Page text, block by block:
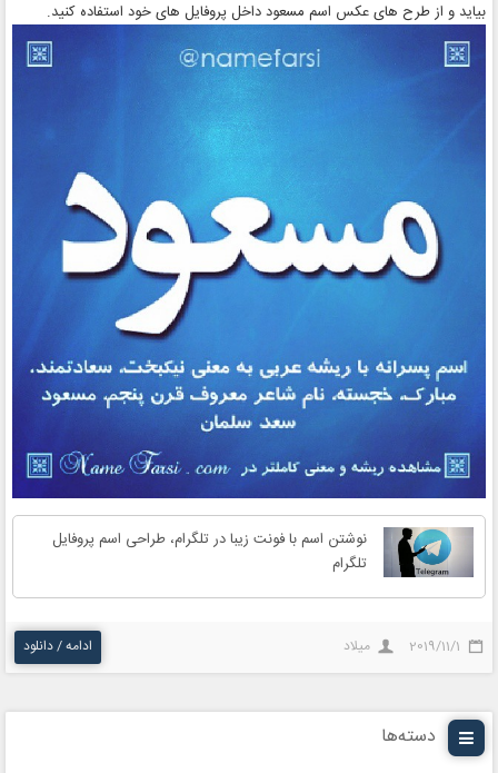
بیاید و از طرح های عکس اسم مسعود داخل پروفایل های خود استفاده کنید.
نوشتن اسم با فونت زیبا در تلگرام، طراحی اسم پروفایل
تلگرام
2019/11/1 میلاد ادامه / دانلود
دسته‌ها